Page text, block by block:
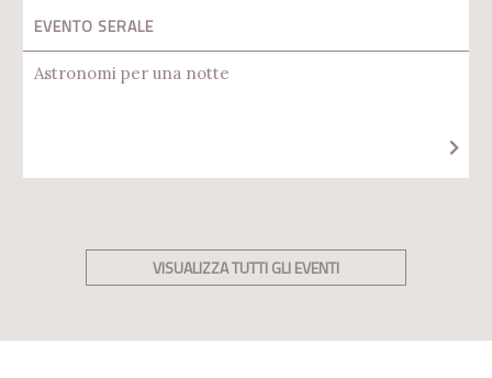
EVENTO SERALE
Astronomi per una notte
VISUALIZZA TUTTI GLI EVENTI